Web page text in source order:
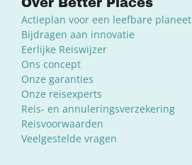
Over Better Places
Actieplan voor een leefbare planeet
Bijdragen aan innovatie
Eerlijke Reiswijzer
Ons concept
Onze garanties
Onze reisexperts
Reis- en annuleringsverzekering
Reisvoorwaarden
Veelgestelde vragen